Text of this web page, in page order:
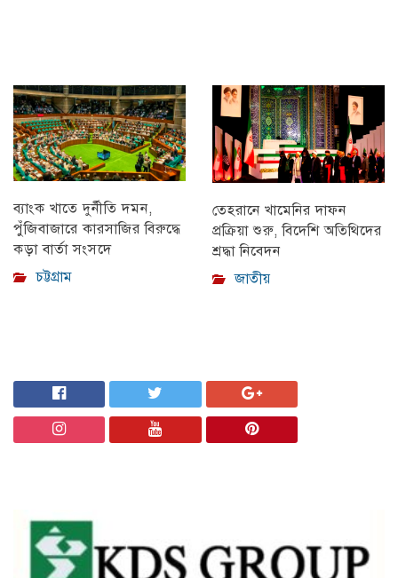
ব্যাংক খাতে দুর্নীতি দমন,
পুঁজিবাজারে কারসাজির বিরুদ্ধে
কড়া বার্তা সংসদে
চট্টগ্রাম
তেহরানে খামেনির দাফন
প্রক্রিয়া শুরু, বিদেশি অতিথিদের
শ্রদ্ধা নিবেদন
জাতীয়